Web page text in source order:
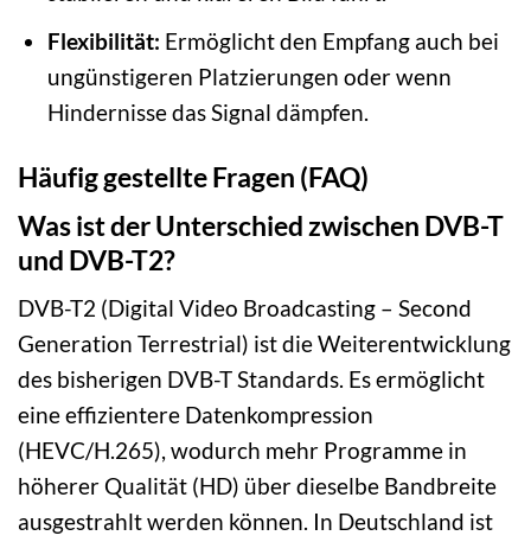
Flexibilität: Ermöglicht den Empfang auch bei
ungünstigeren Platzierungen oder wenn
Hindernisse das Signal dämpfen.
Häufig gestellte Fragen (FAQ)
Was ist der Unterschied zwischen DVB-T
und DVB-T2?
DVB-T2 (Digital Video Broadcasting – Second
Generation Terrestrial) ist die Weiterentwicklung
des bisherigen DVB-T Standards. Es ermöglicht
eine effizientere Datenkompression
(HEVC/H.265), wodurch mehr Programme in
höherer Qualität (HD) über dieselbe Bandbreite
ausgestrahlt werden können. In Deutschland ist